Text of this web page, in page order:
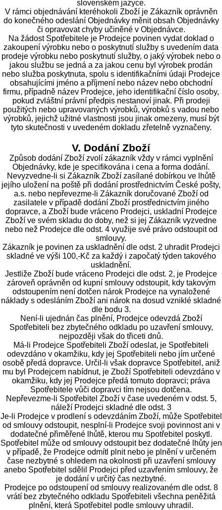
slovenském jazyce.
V rámci objednávání kteréhokoli Zboží je Zákazník oprávněn
do konečného odeslání Objednávky měnit obsah Objednávky
či opravovat chyby učiněné v Objednávce.
Na žádost Spotřebitele je Prodejce povinen vydat doklad o
zakoupení výrobku nebo o poskytnutí služby s uvedením data
prodeje výrobku nebo poskytnutí služby, o jaký výrobek nebo o
jakou službu se jedná a za jakou cenu byl výrobek prodán
nebo služba poskytnuta, spolu s identifikačními údaji Prodejce
obsahujícími jméno a příjmení nebo název nebo obchodní
firmu, případně název Prodejce, jeho identifikační číslo osoby,
pokud zvláštní právní předpis nestanoví jinak. Při prodeji
použitých nebo upravovaných výrobků, výrobků s vadou nebo
výrobků, jejichž užitné vlastnosti jsou jinak omezeny, musí být
tyto skutečnosti v uvedeném dokladu zřetelně vyznačeny.
V. Dodání Zboží
Způsob dodání Zboží zvolí zákazník vždy v rámci vyplnění
Objednávky, kde je specifikována i cena a forma dodání.
Nevyzvedne-li si Zákazník Zboží zasílané dobírkou ve lhůtě
jejího uložení na poště při dodání prostřednictvím České pošty,
a.s. nebo nepřevezme-li Zákazník doručované Zboží od
zasilatele v případě dodání Zboží prostřednictvím jiného
dopravce, a Zboží bude vráceno Prodejci, uskladní Prodejce
Zboží ve svém skladu do doby, než si jej Zákazník vyzvedne
nebo než Prodejce dle odst. 4 využije své právo odstoupit od
smlouvy.
Zákazník je povinen za uskladnění dle odst. 2 uhradit Prodejci
skladné ve výši 100,-Kč za každý i započatý týden takového
uskladnění.
Jestliže Zboží bude vráceno Prodejci dle odst. 2, je Prodejce
zároveň oprávněn od kupní smlouvy odstoupit, kdy takovým
odstoupením není dotčen nárok Prodejce na vynaložené
náklady s odesláním Zboží ani nárok na dosud vzniklé skladné
dle bodu 3.
Není-li ujednán čas plnění, Prodejce odevzdá Zboží
Spotřebiteli bez zbytečného odkladu po uzavření smlouvy,
nejpozději však do třiceti dnů.
Má-li Prodejce Spotřebiteli Zboží odeslat, je Spotřebiteli
odevzdáno v okamžiku, kdy jej Spotřebiteli nebo jím určené
osobě předá dopravce. Určil-li však dopravce Spotřebitel, aniž
mu byl Prodejcem nabídnut, je Zboží Spotřebiteli odevzdáno v
okamžiku, kdy jej Prodejce předá tomuto dopravci; práva
Spotřebitele vůči dopravci tím nejsou dotčena.
Nepřevezme-li Spotřebitel Zboží v čase uvedeném v odst. 5,
náleží Prodejci skladné dle odst. 3
Je-li Prodejce v prodlení s odevzdáním Zboží, může Spotřebitel
od smlouvy odstoupit, nesplní-li Prodejce svoji povinnost ani v
dodatečné přiměřené lhůtě, kterou mu Spotřebitel poskytl.
Spotřebitel může od smlouvy odstoupit bez dodatečné lhůty jen
v případě, že Prodejce odmítl plnit nebo je plnění v určeném
čase nezbytné s ohledem na okolnosti při uzavření smlouvy
anebo Spotřebitel sdělil Prodejci před uzavřením smlouvy, že
je dodání v určitý čas nezbytné.
Prodejce po odstoupení od smlouvy realizovaném dle odst. 8
vrátí bez zbytečného odkladu Spotřebiteli všechna peněžitá
plnění, která Spotřebitel podle smlouvy uhradil.